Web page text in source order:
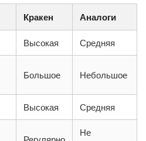
Кракен Аналоги
Высокая Средняя
Большое Небольшое
Высокая Средняя
Не